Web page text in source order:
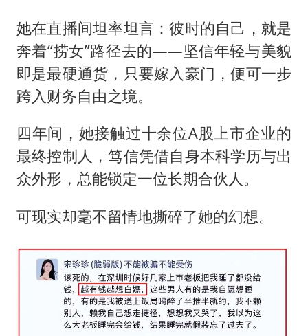
她在直播间坦率坦言：彼时的自己，就是
奔着“捞女”路径去的——坚信年轻与美貌
即是最硬通货，只要嫁入豪门，便可一步
跨入财务自由之境。
四年间，她接触过十余位A股上市企业的
最终控制人，笃信凭借自身本科学历与出
众外形，总能锁定一位长期合伙人。
可现实却毫不留情地撕碎了她的幻想。